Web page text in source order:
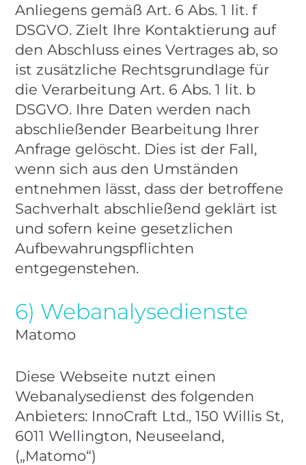
Anliegens gemäß Art. 6 Abs. 1 lit. f
DSGVO. Zielt Ihre Kontaktierung auf
den Abschluss eines Vertrages ab, so
ist zusätzliche Rechtsgrundlage für
die Verarbeitung Art. 6 Abs. 1 lit. b
DSGVO. Ihre Daten werden nach
abschließender Bearbeitung Ihrer
Anfrage gelöscht. Dies ist der Fall,
wenn sich aus den Umständen
entnehmen lässt, dass der betroffene
Sachverhalt abschließend geklärt ist
und sofern keine gesetzlichen
Aufbewahrungspflichten
entgegenstehen.
6) Webanalysedienste
Matomo
Diese Webseite nutzt einen
Webanalysedienst des folgenden
Anbieters: InnoCraft Ltd., 150 Willis St,
6011 Wellington, Neuseeland,
(„Matomo“)